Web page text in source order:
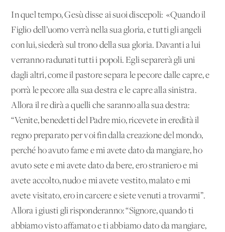
In quel tempo, Gesù disse ai suoi discepoli: «Quando il
Figlio dell’uomo verrà nella sua gloria, e tutti gli angeli
con lui, siederà sul trono della sua gloria. Davanti a lui
verranno radunati tutti i popoli. Egli separerà gli uni
dagli altri, come il pastore separa le pecore dalle capre, e
porrà le pecore alla sua destra e le capre alla sinistra.
Allora il re dirà a quelli che saranno alla sua destra:
“Venite, benedetti del Padre mio, ricevete in eredità il
regno preparato per voi fin dalla creazione del mondo,
perché ho avuto fame e mi avete dato da mangiare, ho
avuto sete e mi avete dato da bere, ero straniero e mi
avete accolto, nudo e mi avete vestito, malato e mi
avete visitato, ero in carcere e siete venuti a trovarmi”.
Allora i giusti gli risponderanno: “Signore, quando ti
abbiamo visto affamato e ti abbiamo dato da mangiare,